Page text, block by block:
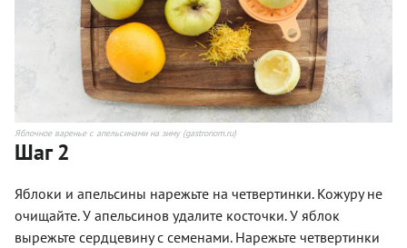
Яблочное варенье с апельсинами на зиму (gastronom.ru)
Шаг 2
Яблоки и апельсины нарежьте на четвертинки. Кожуру не
очищайте. У апельсинов удалите косточки. У яблок
вырежьте сердцевину с семенами. Нарежьте четвертинки